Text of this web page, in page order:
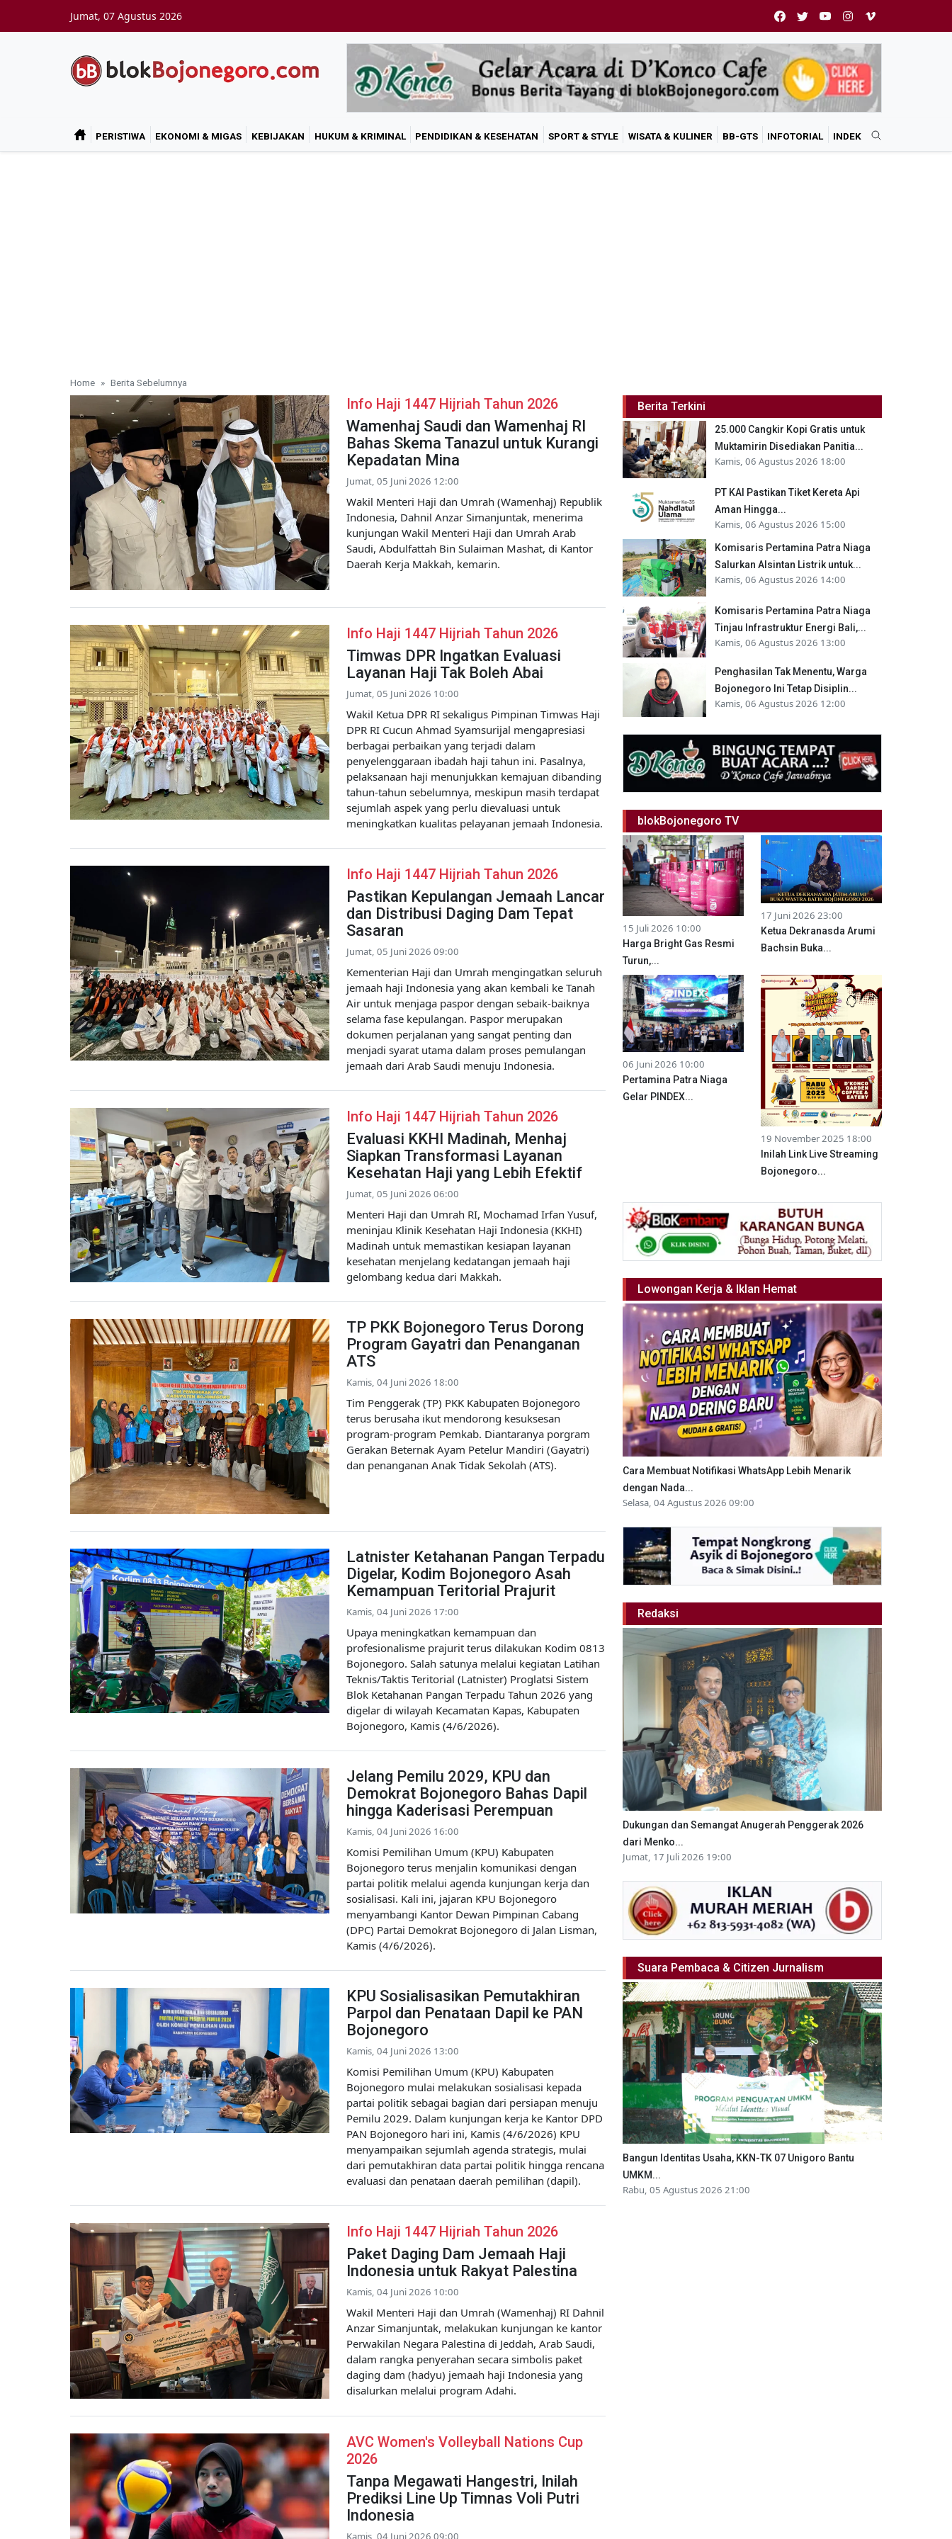
Jumat, 07 Agustus 2026
PERISTIWA EKONOMI & MIGAS KEBIJAKAN HUKUM & KRIMINAL PENDIDIKAN & KESEHATAN SPORT & STYLE WISATA & KULINER BB-GTS INFOTORIAL INDEK
Home Berita Sebelumnya
Info Haji 1447 Hijriah Tahun 2026
Wamenhaj Saudi dan Wamenhaj RI
Bahas Skema Tanazul untuk Kurangi
Kepadatan Mina
Jumat, 05 Juni 2026 12:00
Wakil Menteri Haji dan Umrah (Wamenhaj) Republik
Indonesia, Dahnil Anzar Simanjuntak, menerima
kunjungan Wakil Menteri Haji dan Umrah Arab
Saudi, Abdulfattah Bin Sulaiman Mashat, di Kantor
Daerah Kerja Makkah, kemarin.
Info Haji 1447 Hijriah Tahun 2026
Timwas DPR Ingatkan Evaluasi
Layanan Haji Tak Boleh Abai
Jumat, 05 Juni 2026 10:00
Wakil Ketua DPR RI sekaligus Pimpinan Timwas Haji
DPR RI Cucun Ahmad Syamsurijal mengapresiasi
berbagai perbaikan yang terjadi dalam
penyelenggaraan ibadah haji tahun ini. Pasalnya,
pelaksanaan haji menunjukkan kemajuan dibanding
tahun-tahun sebelumnya, meskipun masih terdapat
sejumlah aspek yang perlu dievaluasi untuk
meningkatkan kualitas pelayanan jemaah Indonesia.
Info Haji 1447 Hijriah Tahun 2026
Pastikan Kepulangan Jemaah Lancar
dan Distribusi Daging Dam Tepat
Sasaran
Jumat, 05 Juni 2026 09:00
Kementerian Haji dan Umrah mengingatkan seluruh
jemaah haji Indonesia yang akan kembali ke Tanah
Air untuk menjaga paspor dengan sebaik-baiknya
selama fase kepulangan. Paspor merupakan
dokumen perjalanan yang sangat penting dan
menjadi syarat utama dalam proses pemulangan
jemaah dari Arab Saudi menuju Indonesia.
Info Haji 1447 Hijriah Tahun 2026
Evaluasi KKHI Madinah, Menhaj
Siapkan Transformasi Layanan
Kesehatan Haji yang Lebih Efektif
Jumat, 05 Juni 2026 06:00
Menteri Haji dan Umrah RI, Mochamad Irfan Yusuf,
meninjau Klinik Kesehatan Haji Indonesia (KKHI)
Madinah untuk memastikan kesiapan layanan
kesehatan menjelang kedatangan jemaah haji
gelombang kedua dari Makkah.
TP PKK Bojonegoro Terus Dorong
Program Gayatri dan Penanganan
ATS
Kamis, 04 Juni 2026 18:00
Tim Penggerak (TP) PKK Kabupaten Bojonegoro
terus berusaha ikut mendorong kesuksesan
program-program Pemkab. Diantaranya porgram
Gerakan Beternak Ayam Petelur Mandiri (Gayatri)
dan penanganan Anak Tidak Sekolah (ATS).
Latnister Ketahanan Pangan Terpadu
Digelar, Kodim Bojonegoro Asah
Kemampuan Teritorial Prajurit
Kamis, 04 Juni 2026 17:00
Upaya meningkatkan kemampuan dan
profesionalisme prajurit terus dilakukan Kodim 0813
Bojonegoro. Salah satunya melalui kegiatan Latihan
Teknis/Taktis Teritorial (Latnister) Proglatsi Sistem
Blok Ketahanan Pangan Terpadu Tahun 2026 yang
digelar di wilayah Kecamatan Kapas, Kabupaten
Bojonegoro, Kamis (4/6/2026).
Jelang Pemilu 2029, KPU dan
Demokrat Bojonegoro Bahas Dapil
hingga Kaderisasi Perempuan
Kamis, 04 Juni 2026 16:00
Komisi Pemilihan Umum (KPU) Kabupaten
Bojonegoro terus menjalin komunikasi dengan
partai politik melalui agenda kunjungan kerja dan
sosialisasi. Kali ini, jajaran KPU Bojonegoro
menyambangi Kantor Dewan Pimpinan Cabang
(DPC) Partai Demokrat Bojonegoro di Jalan Lisman,
Kamis (4/6/2026).
KPU Sosialisasikan Pemutakhiran
Parpol dan Penataan Dapil ke PAN
Bojonegoro
Kamis, 04 Juni 2026 13:00
Komisi Pemilihan Umum (KPU) Kabupaten
Bojonegoro mulai melakukan sosialisasi kepada
partai politik sebagai bagian dari persiapan menuju
Pemilu 2029. Dalam kunjungan kerja ke Kantor DPD
PAN Bojonegoro hari ini, Kamis (4/6/2026) KPU
menyampaikan sejumlah agenda strategis, mulai
dari pemutakhiran data partai politik hingga rencana
evaluasi dan penataan daerah pemilihan (dapil).
Info Haji 1447 Hijriah Tahun 2026
Paket Daging Dam Jemaah Haji
Indonesia untuk Rakyat Palestina
Kamis, 04 Juni 2026 10:00
Wakil Menteri Haji dan Umrah (Wamenhaj) RI Dahnil
Anzar Simanjuntak, melakukan kunjungan ke kantor
Perwakilan Negara Palestina di Jeddah, Arab Saudi,
dalam rangka penyerahan secara simbolis paket
daging dam (hadyu) jemaah haji Indonesia yang
disalurkan melalui program Adahi.
AVC Women's Volleyball Nations Cup
2026
Tanpa Megawati Hangestri, Inilah
Prediksi Line Up Timnas Voli Putri
Indonesia
Kamis, 04 Juni 2026 09:00
Berita Terkini
25.000 Cangkir Kopi Gratis untuk
Muktamirin Disediakan Panitia...
Kamis, 06 Agustus 2026 18:00
PT KAI Pastikan Tiket Kereta Api
Aman Hingga...
Kamis, 06 Agustus 2026 15:00
Komisaris Pertamina Patra Niaga
Salurkan Alsintan Listrik untuk...
Kamis, 06 Agustus 2026 14:00
Komisaris Pertamina Patra Niaga
Tinjau Infrastruktur Energi Bali,...
Kamis, 06 Agustus 2026 13:00
Penghasilan Tak Menentu, Warga
Bojonegoro Ini Tetap Disiplin...
Kamis, 06 Agustus 2026 12:00
blokBojonegoro TV
15 Juli 2026 10:00
Harga Bright Gas Resmi
Turun,...
17 Juni 2026 23:00
Ketua Dekranasda Arumi
Bachsin Buka...
06 Juni 2026 10:00
Pertamina Patra Niaga
Gelar PINDEX...
19 November 2025 18:00
Inilah Link Live Streaming
Bojonegoro...
Lowongan Kerja & Iklan Hemat
Cara Membuat Notifikasi WhatsApp Lebih Menarik
dengan Nada...
Selasa, 04 Agustus 2026 09:00
Redaksi
Dukungan dan Semangat Anugerah Penggerak 2026
dari Menko...
Jumat, 17 Juli 2026 19:00
Suara Pembaca & Citizen Jurnalism
Bangun Identitas Usaha, KKN-TK 07 Unigoro Bantu
UMKM...
Rabu, 05 Agustus 2026 21:00